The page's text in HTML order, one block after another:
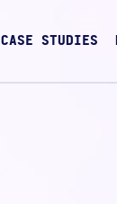
CASE STUDIES